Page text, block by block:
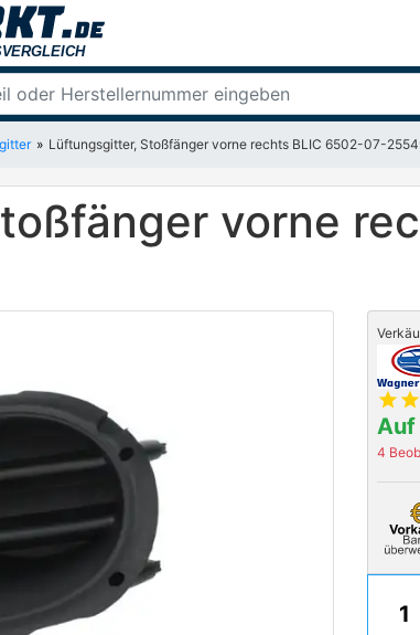
Lüftungsgitter, Stoßfänger vorne rechts BLIC 6502-07-
vorne
star star
Auf
4